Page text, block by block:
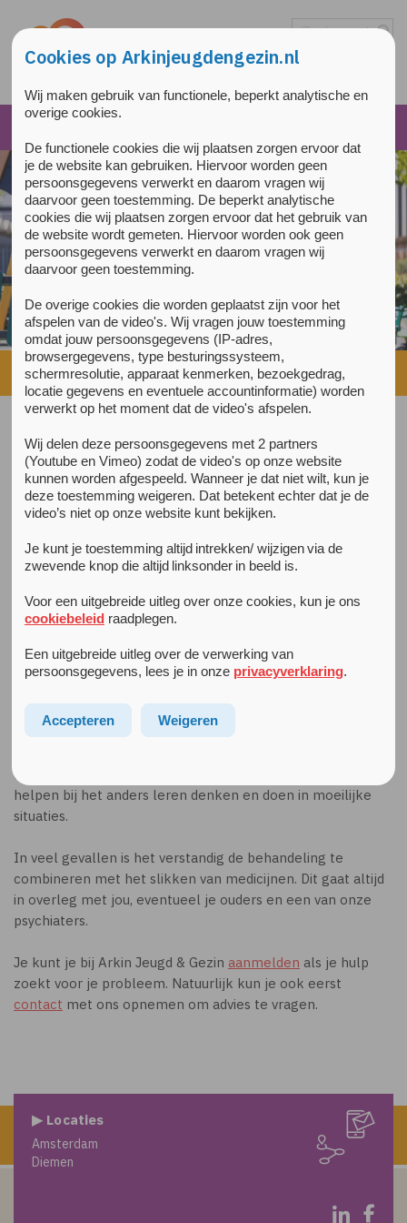
Home»Jongeren»Welke behandeling past bij mij?»Psychose
Psychose
Als je soms dingenhoort en ziet die er niet zijn, kan het zijn
dat je een psychose hebt. Een behandelaar stelt tijdens de
intake vast of dat zo is. Soms is het nodig om aanvullend
psychologisch onderzoek te doen. Je krijgt dan
verschillende vragenlijsten en kleine opdrachten, die
welke behandeling het meest geschikt is.
Tijdens de behandeling leer je hoe je spanning kunt
voorkomen en structuur kunt aanbrengen in je leven. Als je
psychose.
ouders, zodat ze jou beter leren begrijpen en je kunnen
helpen bij het anders leren denken en doen in moeilijke
situaties.
In veel gevallen is het verstandig de behandeling te
combineren met het slikken van medicijnen. Dit gaat altijd
in overleg met jou, eventueel je ouders en een van onze
psychiaters.
Je kunt je bij Arkin Jeugd & Gezin aanmelden als je hulp
zoekt voor je probleem. Natuurlijk kun je ook eerst
contact met ons opnemen om advies te vragen.
▶ Locaties
Amsterdam
Diemen
Cookies op Arkinjeugdengezin.nl
Wij maken gebruik van functionele, beperkt analytische en
overige cookies.
De functionele cookies die wij plaatsen zorgen ervoor dat
je de website kan gebruiken. Hiervoor worden geen
persoonsgegevens verwerkt en daarom vragen wij
daarvoor geen toestemming. De beperkt analytische
cookies die wij plaatsen zorgen ervoor dat het gebruik van
de website wordt gemeten. Hiervoor worden ook geen
persoonsgegevens verwerkt en daarom vragen wij
daarvoor geen toestemming.
De overige cookies die worden geplaatst zijn voor het
afspelen van de video's. Wij vragen jouw toestemming
omdat jouw persoonsgegevens (IP-adres,
browsergegevens, type besturingssysteem,
schermresolutie, apparaat kenmerken, bezoekgedrag,
locatie gegevens en eventuele accountinformatie) worden
verwerkt op het moment dat de video's afspelen.
Wij delen deze persoonsgegevens met 2 partners
(Youtube en Vimeo) zodat de video's op onze website
kunnen worden afgespeeld. Wanneer je dat niet wilt, kun je
deze toestemming weigeren. Dat betekent echter dat je de
video’s niet op onze website kunt bekijken.
Je kunt je toestemming altijd intrekken/ wijzigen via de
zwevende knop die altijd linksonder in beeld is.
Voor een uitgebreide uitleg over onze cookies, kun je ons
cookiebeleid raadplegen.
Een uitgebreide uitleg over de verwerking van
persoonsgegevens, lees je in onze privacyverklaring.
Accepteren Weigeren